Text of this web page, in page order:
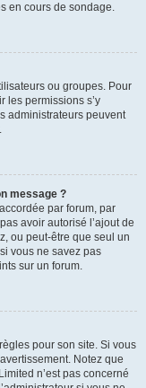
en cours de sondage.
ou groupes. Pour
les permissions s’y
administrateurs peuvent
message ?
par forum, par
avoir autorisé l’ajout de
ou peut-être que seul un
vous ne savez pas
sur un forum.
pour son site. Si vous
Notez que
n’est pas concerné